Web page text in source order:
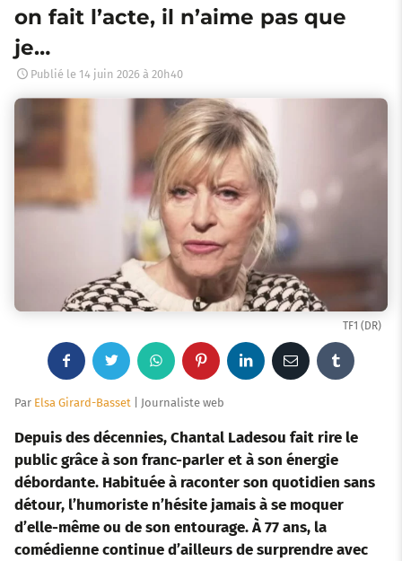
on fait l’acte, il n’aime pas que
je…
Publié le 14 juin 2026 à 20h40
TF1 (DR)
a
c
e
b
o
w
i
t
t
e
W
h
a
t
s
a
P
i
n
e
r
n
e
d
E
a
i
l
m
r
Par Elsa Girard-Basset | Journaliste web
Depuis des décennies, Chantal Ladesou fait rire le
public grâce à son franc-parler et à son énergie
débordante. Habituée à raconter son quotidien sans
détour, l’humoriste n’hésite jamais à se moquer
d’elle-même ou de son entourage. À 77 ans, la
comédienne continue d’ailleurs de surprendre avec